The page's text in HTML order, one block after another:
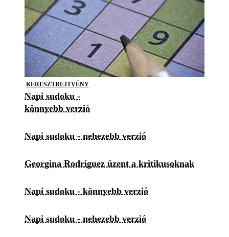
KERESZTREJTVÉNY
Napi sudoku -
könnyebb verzió
Napi sudoku - nehezebb verzió
Georgina Rodriguez üzent a kritikusoknak
Napi sudoku - könnyebb verzió
Napi sudoku - nehezebb verzió